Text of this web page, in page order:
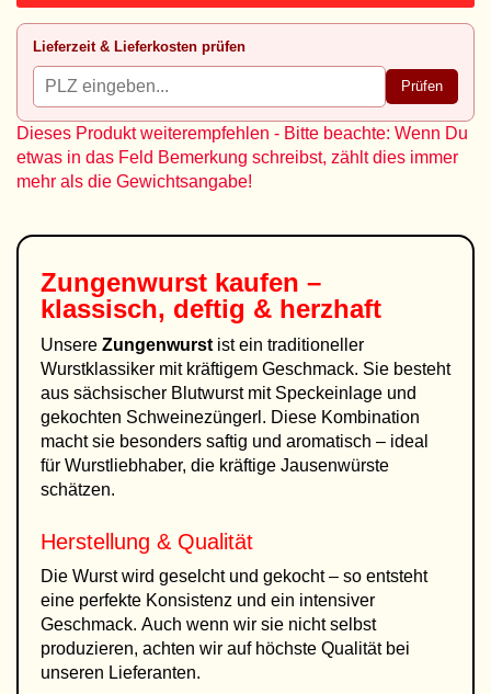
Lieferzeit & Lieferkosten prüfen
Prüfen
Dieses Produkt weiterempfehlen - Bitte beachte: Wenn Du
etwas in das Feld Bemerkung schreibst, zählt dies immer
mehr als die Gewichtsangabe!
Zungenwurst kaufen –
klassisch, deftig & herzhaft
Unsere Zungenwurst ist ein traditioneller
Wurstklassiker mit kräftigem Geschmack. Sie besteht
aus sächsischer Blutwurst mit Speckeinlage und
gekochten Schweinezüngerl. Diese Kombination
macht sie besonders saftig und aromatisch – ideal
für Wurstliebhaber, die kräftige Jausenwürste
schätzen.
Herstellung & Qualität
Die Wurst wird geselcht und gekocht – so entsteht
eine perfekte Konsistenz und ein intensiver
Geschmack. Auch wenn wir sie nicht selbst
produzieren, achten wir auf höchste Qualität bei
unseren Lieferanten.